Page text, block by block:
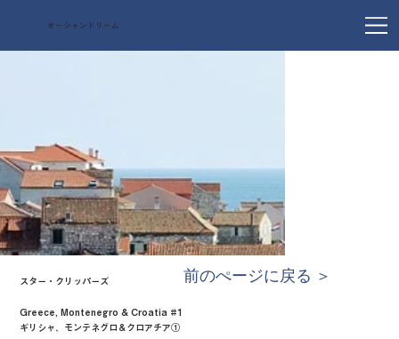
オーシャンドリーム
スター・クリッパーズ
Greece, Montenegro & Croatia #1
ギリシャ、モンテネグロ＆クロアチア①
前のぺージに戻る ＞